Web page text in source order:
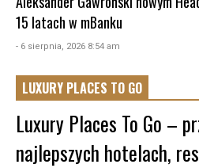
15 latach w mBanku
- 6 sierpnia, 2026 8:54 am
LUXURY PLACES TO GO
Luxury Places To Go –
najlepszych hotelach,